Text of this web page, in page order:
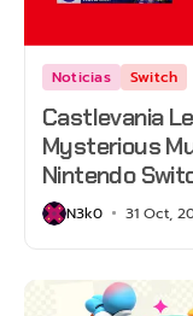
Noticias Switch
Castlevania
Mysterious
Nintendo
N3k0 31 Oct,